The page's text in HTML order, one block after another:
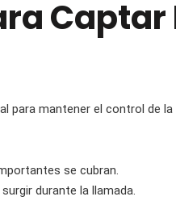
mantener el control de
se cubran.
durante la llamada.